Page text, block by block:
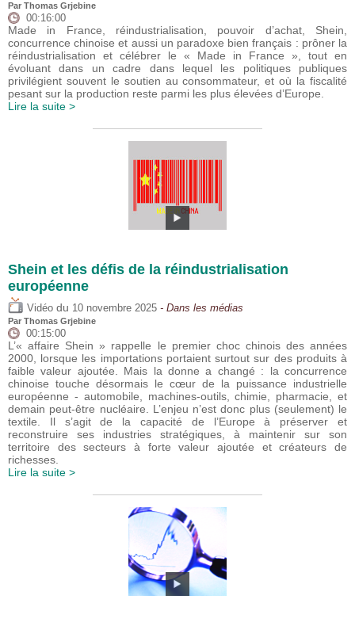
Par Thomas Grjebine
00:16:00
Made in France, réindustrialisation, pouvoir d’achat, Shein,
concurrence chinoise et aussi un paradoxe bien français : prôner la
réindustrialisation et célébrer le « Made in France », tout en
évoluant dans un cadre dans lequel les politiques publiques
privilégient souvent le soutien au consommateur, et où la fiscalité
pesant sur la production reste parmi les plus élevées d’Europe.
Lire la suite >
Shein et les défis de la réindustrialisation
européenne
Vidéo du 10 novembre 2025 - Dans les médias
Par Thomas Grjebine
00:15:00
L’« affaire Shein » rappelle le premier choc chinois des années
2000, lorsque les importations portaient surtout sur des produits à
faible valeur ajoutée. Mais la donne a changé : la concurrence
chinoise touche désormais le cœur de la puissance industrielle
européenne - automobile, machines-outils, chimie, pharmacie, et
demain peut-être nucléaire. L’enjeu n’est donc plus (seulement) le
textile. Il s’agit de la capacité de l’Europe à préserver et
reconstruire ses industries stratégiques, à maintenir sur son
territoire des secteurs à forte valeur ajoutée et créateurs de
richesses.
Lire la suite >